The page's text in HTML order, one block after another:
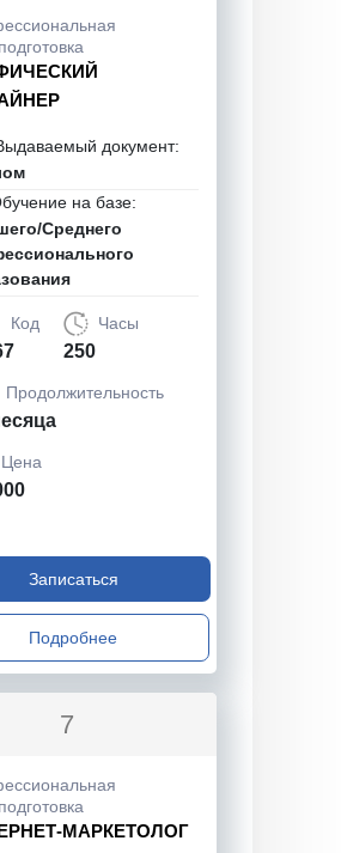
документ:
на базе:
Среднего
Код Часы
250
Продолжительность
Цена
Записаться
Подробнее
7
МАРКЕТОЛОГ